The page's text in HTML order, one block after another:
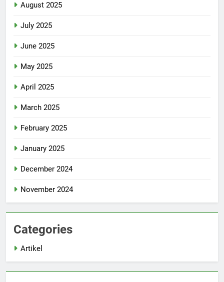
August 2025
July 2025
June 2025
May 2025
April 2025
March 2025
February 2025
January 2025
December 2024
November 2024
Categories
Artikel